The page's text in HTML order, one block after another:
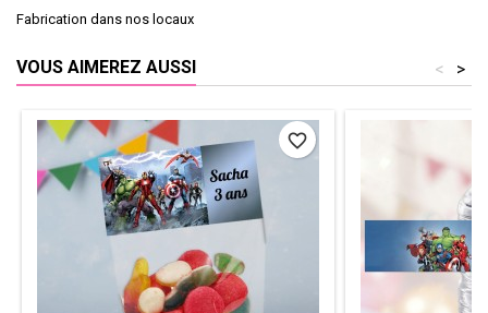
Fabrication dans nos locaux
VOUS AIMEREZ AUSSI >
<
favorite_border